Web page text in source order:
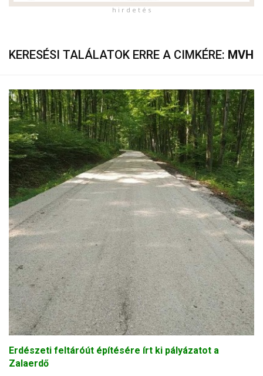
h i r d e t é s
KERESÉSI TALÁLATOK ERRE A CIMKÉRE: MVH
Erdészeti feltáróút építésére írt ki pályázatot a
Zalaerdő